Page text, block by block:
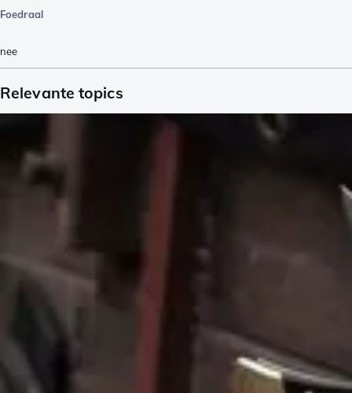
Foedraal
nee
Relevante topics